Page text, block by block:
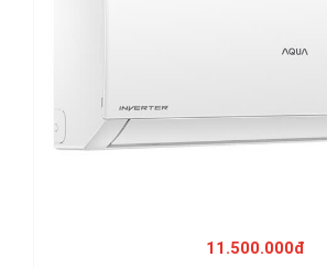
11.500.000đ
15.500.000đ